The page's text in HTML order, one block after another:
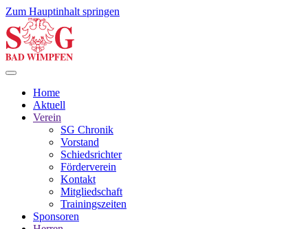
Zum Hauptinhalt springen
Home
Aktuell
Verein
SG Chronik
Vorstand
Schiedsrichter
Förderverein
Kontakt
Mitgliedschaft
Trainingszeiten
Sponsoren